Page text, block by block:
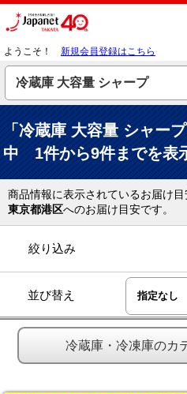
ようこそ！ 新規会員登録はこちら
「冷蔵庫 大容量 シャー
中 1件から9件までを表
商品情報に表示されているお届け目
東京都港区へのお届け目安です。
絞り込み
並び替え
冷蔵庫・冷凍庫のカ